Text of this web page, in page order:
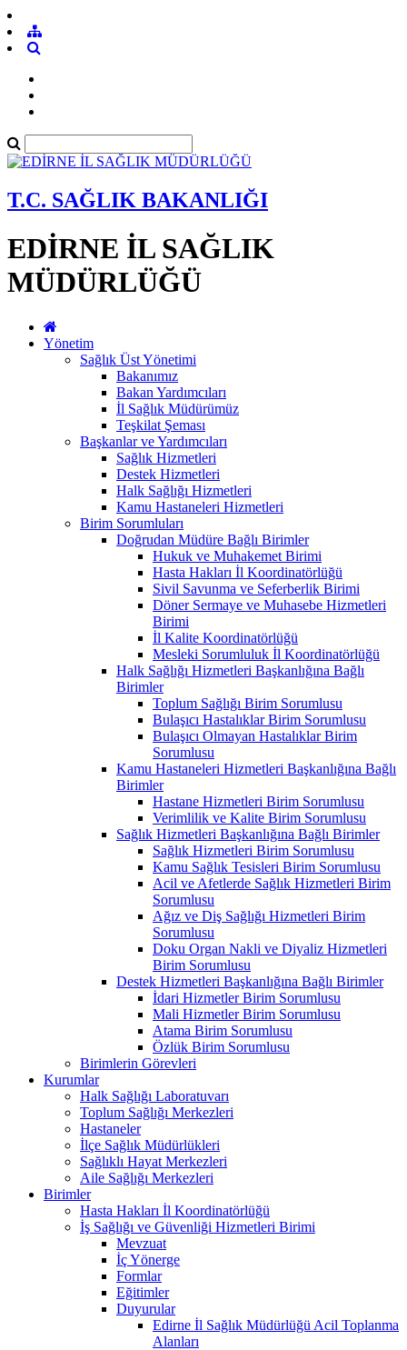
T.C. SAĞLIK BAKANLIĞI
EDİRNE İL SAĞLIK
MÜDÜRLÜĞÜ
Yönetim
Sağlık Üst Yönetimi
Bakanımız
Bakan Yardımcıları
İl Sağlık Müdürümüz
Teşkilat Şeması
Başkanlar ve Yardımcıları
Sağlık Hizmetleri
Destek Hizmetleri
Halk Sağlığı Hizmetleri
Kamu Hastaneleri Hizmetleri
Birim Sorumluları
Doğrudan Müdüre Bağlı Birimler
Hukuk ve Muhakemet Birimi
Hasta Hakları İl Koordinatörlüğü
Sivil Savunma ve Seferberlik Birimi
Döner Sermaye ve Muhasebe Hizmetleri
Birimi
İl Kalite Koordinatörlüğü
Mesleki Sorumluluk İl Koordinatörlüğü
Halk Sağlığı Hizmetleri Başkanlığına Bağlı
Birimler
Toplum Sağlığı Birim Sorumlusu
Bulaşıcı Hastalıklar Birim Sorumlusu
Bulaşıcı Olmayan Hastalıklar Birim
Sorumlusu
Kamu Hastaneleri Hizmetleri Başkanlığına Bağlı
Birimler
Hastane Hizmetleri Birim Sorumlusu
Verimlilik ve Kalite Birim Sorumlusu
Sağlık Hizmetleri Başkanlığına Bağlı Birimler
Sağlık Hizmetleri Birim Sorumlusu
Kamu Sağlık Tesisleri Birim Sorumlusu
Acil ve Afetlerde Sağlık Hizmetleri Birim
Sorumlusu
Ağız ve Diş Sağlığı Hizmetleri Birim
Sorumlusu
Doku Organ Nakli ve Diyaliz Hizmetleri
Birim Sorumlusu
Destek Hizmetleri Başkanlığına Bağlı Birimler
İdari Hizmetler Birim Sorumlusu
Mali Hizmetler Birim Sorumlusu
Atama Birim Sorumlusu
Özlük Birim Sorumlusu
Birimlerin Görevleri
Kurumlar
Halk Sağlığı Laboratuvarı
Toplum Sağlığı Merkezleri
Hastaneler
İlçe Sağlık Müdürlükleri
Sağlıklı Hayat Merkezleri
Aile Sağlığı Merkezleri
Birimler
Hasta Hakları İl Koordinatörlüğü
İş Sağlığı ve Güvenliği Hizmetleri Birimi
Mevzuat
İç Yönerge
Formlar
Eğitimler
Duyurular
Edirne İl Sağlık Müdürlüğü Acil Toplanma
Alanları